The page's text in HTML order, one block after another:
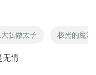
弘做太子 极光的魔法
无情